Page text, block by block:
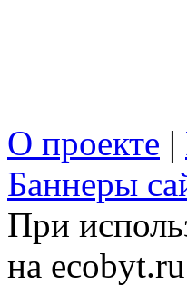
О проекте |
Баннеры
При
на